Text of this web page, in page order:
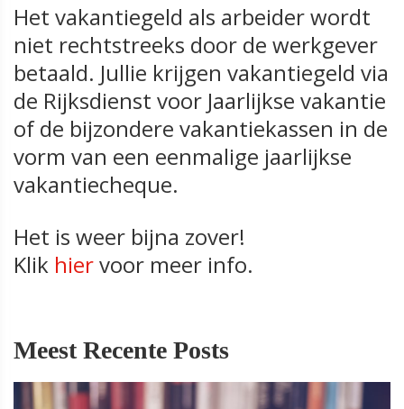
Het vakantiegeld als arbeider wordt
niet rechtstreeks door de werkgever
betaald. Jullie krijgen vakantiegeld via
de Rijksdienst voor Jaarlijkse vakantie
of de bijzondere vakantiekassen in de
vorm van een eenmalige jaarlijkse
vakantiecheque.
Het is weer bijna zover!
Klik hiervoor meer info.
Meest Recente Posts